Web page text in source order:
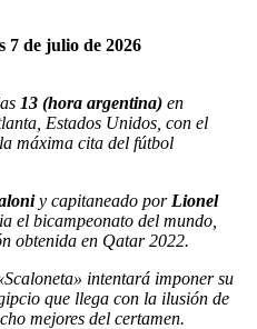
7 de julio de 2026
13 (hora argentina) en
Estados Unidos, con el
máxima cita del fútbol
y capitaneado por Lionel
el bicampeonato del mundo,
obtenida en Qatar 2022.
intentará imponer su
que llega con la ilusión de
mejores del certamen.